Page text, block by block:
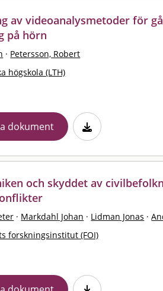
av videoanalysmetoder för
på hörn
· Petersson, Robert
högskola (LTH)
dokument
och skyddet av
· Markdahl Johan · Lidman Jonas ·
forskningsinstitut (FOI)